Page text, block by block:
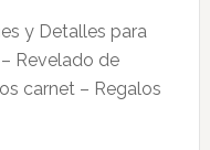
y Detalles para
Revelado de
carnet – Regalos